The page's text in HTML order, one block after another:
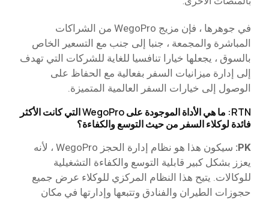
في جوهرها ، فإن مزيج WegoPro من الشراكات
المباشرة والمجمعة ، جنبا إلى جنب مع التسعير الخاص
بالسوق ، يجعلها خيارا تنافسيا للغاية للشركات التي تهدف
إلى إدارة ميزانيات السفر بفعالية مع الحفاظ على
الوصول إلى خيارات السفر العالمية المتميزة.
RTN: ما هي الأداة الموجودة على WegoPro التي كانت الأكثر
فائدة لوكلاء السفر من حيث التوسع والكفاءة؟
PK:
سيكون هذا هو نظام إدارة الحجز WegoPro ، لأنه
يعزز بشكل كبير قابلية التوسع والكفاءة التشغيلية
للوكالات. يتيح هذا النظام المركزي للوكلاء عرض جميع
حجوزات الطيران والفنادق وتتبعها وإدارتها في مكان